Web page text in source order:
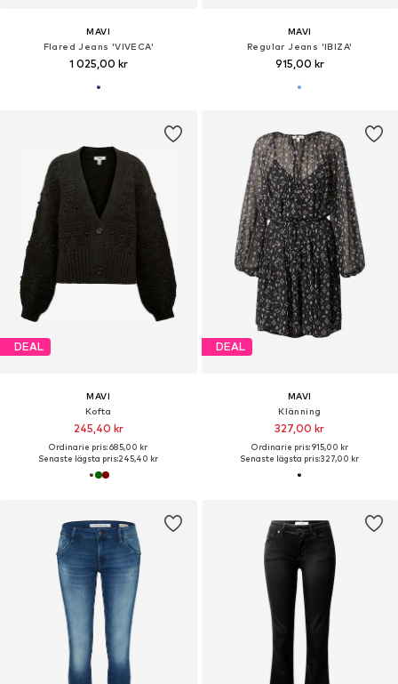
MAVI
Flared Jeans 'VIVECA'
1 025,00 kr
MAVI
Regular Jeans 'IBIZA'
915,00 kr
DEAL
MAVI
Kofta
245,40 kr
Ordinarie pris: 685,00 kr
Senaste lägsta pris:245,40 kr
DEAL
MAVI
Klänning
327,00 kr
Ordinarie pris: 915,00 kr
Senaste lägsta pris:327,00 kr